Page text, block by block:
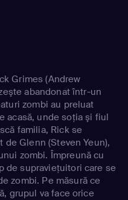
Grimes (Andrew
abandonat într-un
zombi au preluat
acasă, unde soţia şi fiul
familia, Rick se
Glenn (Steven Yeun),
zombi. Împreună cu
de supravieţuitori care se
zombi. Pe măsură ce
grupul va face orice